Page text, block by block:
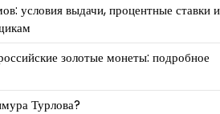
условия выдачи, процентные ставки и
золотые монеты: подробное
Турлова?